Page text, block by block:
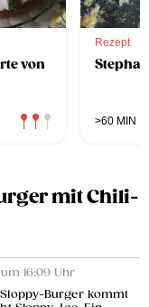
von
Rezept
>60 MIN
mit Chili-
16:09 Uhr
Burger kommt